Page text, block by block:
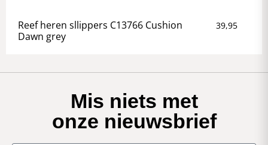
Reef heren sllippers C13766 Cushion
Dawn grey
39,95
Mis niets met
onze nieuwsbrief